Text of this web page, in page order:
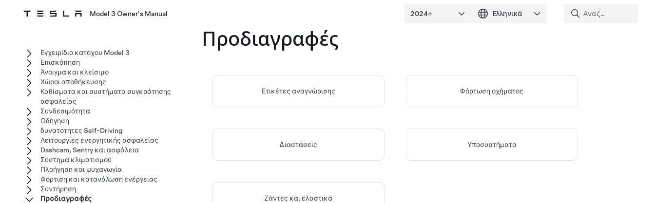
Model 3 Owner's Manual
Προδιαγραφές
Ετικέτες αναγνώρισης Φόρτωση οχήματος
Διαστάσεις Υποσυστήματα
Ζάντες και ελαστικά
Εγχειρίδιο κατόχου Model 3
Επισκόπηση
Άνοιγμα και κλείσιμο
Χώροι αποθήκευσης
Καθίσματα και συστήματα συγκράτησης
ασφαλείας
Συνδεσιμότητα
Οδήγηση
δυνατότητες Self-Driving
Λειτουργίες ενεργητικής ασφαλείας
Dashcam, Sentry και ασφάλεια
Σύστημα κλιματισμού
Πλοήγηση και ψυχαγωγία
Φόρτιση και κατανάλωση ενέργειας
Συντήρηση
Προδιαγραφές